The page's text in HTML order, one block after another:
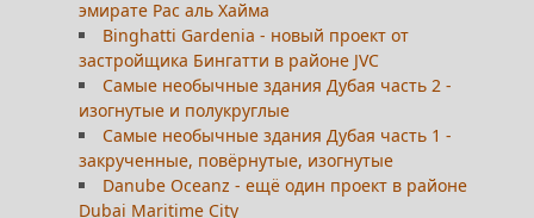
эмирате Рас аль Хайма
Binghatti Gardenia - новый проект от
застройщика Бингатти в районе JVC
Самые необычные здания Дубая часть 2 -
изогнутые и полукруглые
Самые необычные здания Дубая часть 1 -
закрученные, повёрнутые, изогнутые
Danube Oceanz - ещё один проект в районе
Dubai Maritime City